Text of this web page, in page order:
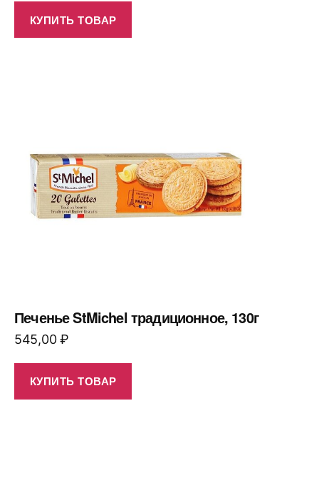
КУПИТЬ ТОВАР
Печенье StMichel традиционное, 130г
545,00₽
КУПИТЬ ТОВАР